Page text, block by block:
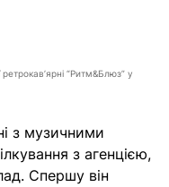
“Ритм&Блюз” у
з музичними
з агенцією,
Спершу він